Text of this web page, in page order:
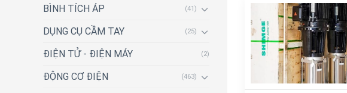
BÌNH TÍCH ÁP (41)
DỤNG CỤ CẦM TAY (25)
ĐIỆN TỬ - ĐIỆN MÁY (2)
ĐỘNG CƠ ĐIỆN (463)